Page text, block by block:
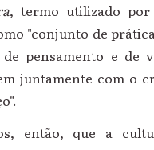
, termo utilizado por
"conjunto de
pensamento e de
juntamente com o
então, que a